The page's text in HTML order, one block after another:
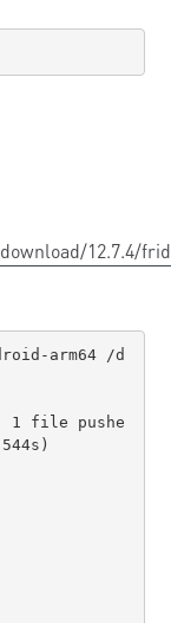
12.7.4/
arm64 /d
1 file pushe